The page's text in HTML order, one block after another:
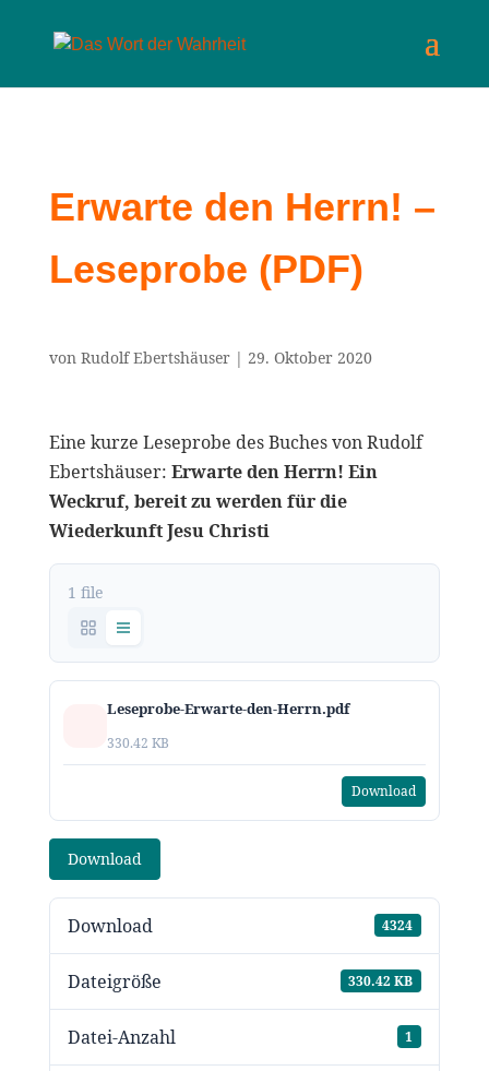
Erwarte den Herrn! –
Leseprobe (PDF)
von Rudolf Ebertshäuser| 29. Oktober 2020
Download
Download 4324
Dateigröße 330.42 KB
Datei-Anzahl 1
Eine kurze Leseprobe des Buches von Rudolf
Ebertshäuser: Erwarte den Herrn! Ein
Weckruf, bereit zu werden für die
Wiederkunft Jesu Christi
1 file
Leseprobe-Erwarte-den-Herrn.pdf
330.42 KB
Download